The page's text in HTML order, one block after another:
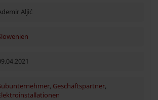
Aljić
, Geschäftspartner,